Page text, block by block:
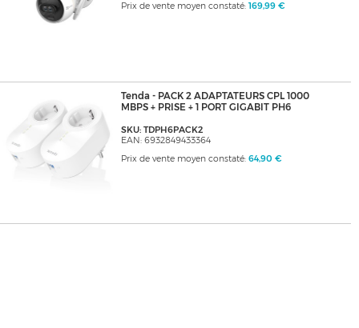
Prix de vente moyen constaté: 169,99 €
Tenda - PACK 2 ADAPTATEURS CPL 1000
MBPS + PRISE + 1 PORT GIGABIT PH6
SKU: TDPH6PACK2
EAN: 6932849433364
Prix de vente moyen constaté: 64,90 €